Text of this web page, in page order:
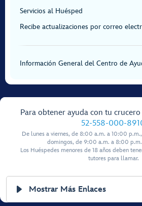
Servicios al Huésped
Recibe actualizaciones por correo
Información General del Centro de
Para obtener ayuda con tu
52-558-000-
De lunes a viernes, de 8:00 a.m. a 10:00
domingos, de 9:00 a.m. a 8:00
Los Huéspedes menores de 18 años deben
tutores para llamar.
Mostrar Más Enlaces